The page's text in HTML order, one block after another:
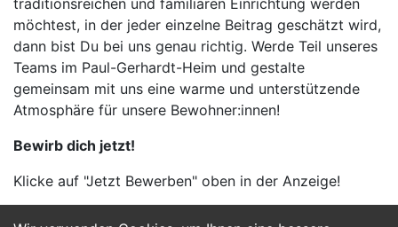
traditionsreichen und familiären Einrichtung werden
möchtest, in der jeder einzelne Beitrag geschätzt wird,
dann bist Du bei uns genau richtig. Werde Teil unseres
Teams im Paul-Gerhardt-Heim und gestalte
gemeinsam mit uns eine warme und unterstützende
Atmosphäre für unsere Bewohner:innen!
Bewirb dich jetzt!
Klicke auf "Jetzt Bewerben" oben in der Anzeige!